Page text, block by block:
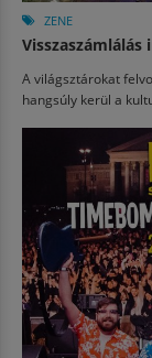
ZENE
Visszaszámlálás
A világsztárokat
hangsúly kerül a